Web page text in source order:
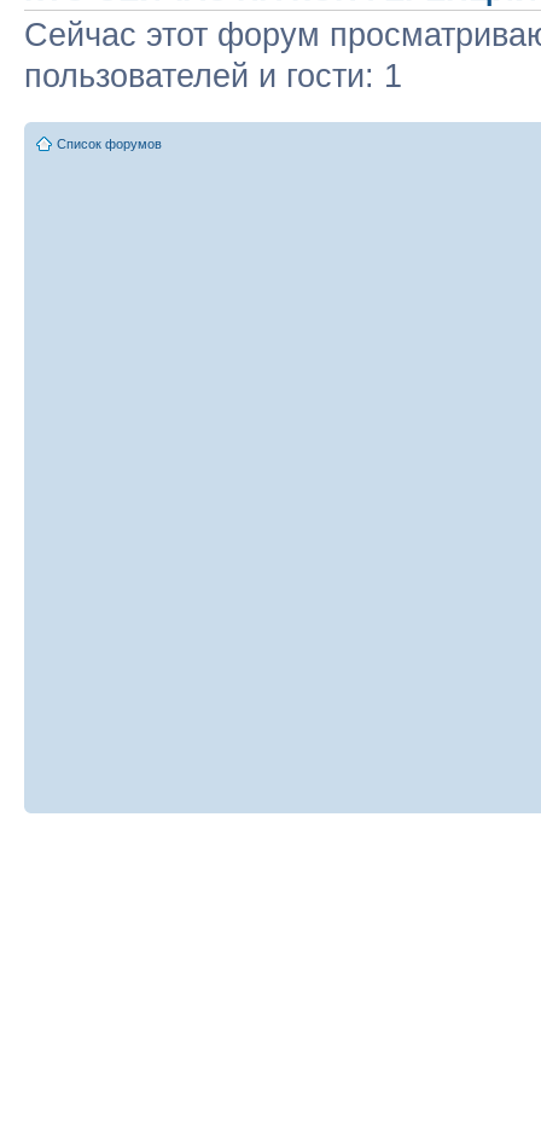
Сейчас этот форум
пользователей и гости: 1
Список форумов